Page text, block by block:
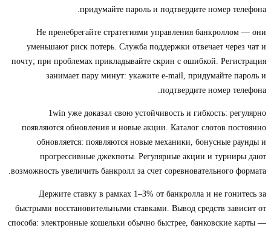
придумайте пароль и подтвердите номер телефона.
Не пренебрегайте стратегиями управления банкроллом — они
уменьшают риск потерь. Служба поддержки отвечает через чат и
почту; при проблемах прикладывайте скрин с ошибкой. Регистрация
занимает пару минут: укажите e‑mail, придумайте пароль и
подтвердите номер телефона.
1win уже доказал свою устойчивость и гибкость: регулярно
появляются обновления и новые акции. Каталог слотов постоянно
обновляется: появляются новые механики, бонусные раунды и
прогрессивные джекпоты. Регулярные акции и турниры дают
возможность увеличить банкролл за счет соревновательного формата.
Держите ставку в рамках 1–3% от банкролла и не гонитесь за
быстрыми восстановительными ставками. Вывод средств зависит от
способа: электронные кошельки обычно быстрее, банковские карты —